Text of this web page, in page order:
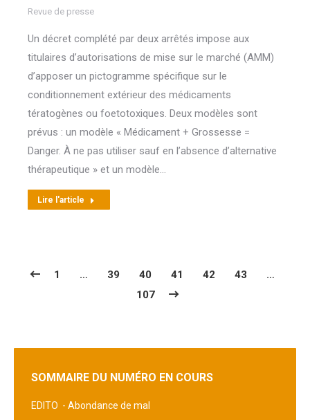
Revue de presse
Un décret complété par deux arrêtés impose aux
titulaires d’autorisations de mise sur le marché (AMM)
d’apposer un pictogramme spécifique sur le
conditionnement extérieur des médicaments
tératogènes ou foetotoxiques. Deux modèles sont
prévus : un modèle « Médicament + Grossesse =
Danger. À ne pas utiliser sauf en l’absence d’alternative
thérapeutique » et un modèle…
Lire l'article
1 … 39 40 41 42 43
…
107
SOMMAIRE DU NUMÉRO EN COURS
EDITO - Abondance de mal